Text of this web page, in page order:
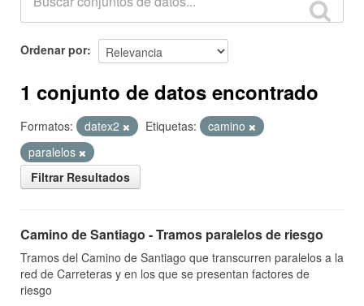
Ordenar por
1 conjunto de datos encontrado
Formatos: datex2 Etiquetas:
camino
paralelos
Filtrar Resultados
Camino de Santiago - Tramos paralelos de riesgo
Tramos del Camino de Santiago que transcurren paralelos a la
red de Carreteras y en los que se presentan factores de
riesgo